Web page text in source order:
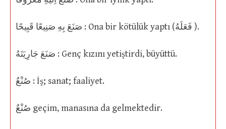
صَنَعَ بِهِ صَنِيعًا قَبِيحًا : Ona bir kötülük yaptı (فَعَلَهُ ).
صَنَعَ جَارِيَتَهُ : Genç kızını yetiştirdi, büyüttü.
صُنْعٌ : İş; sanat; faaliyet.
صُنْعٌ geçim, manasına da gelmektedir.